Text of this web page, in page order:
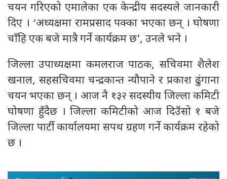
चयन गरिएको एमालेका एक केन्द्रीय सदस्यले जानकारी
दिए । ‘अध्यक्षमा रामप्रसाद पक्का भएका छन् । घोषणा
चाँहि एक बजे मात्रै गर्ने कार्यक्रम छ’, उनले भने ।
जिल्ला उपाध्यक्षमा कमलराज पाठक, सचिवमा शैलेश
खनाल, सहसचिवमा चन्द्रकान्त न्यौपाने र प्रकाश ढुंगाना
चयन भएका छन् । आज नै १३२ सदस्यीय जिल्ला कमिटी
घोषणा हुँदैछ । जिल्ला कमिटीको आज दिउँसो १ बजे
जिल्ला पार्टी कार्यालयमा सपथ ग्रहण गर्ने कार्यक्रम रहेको
छ ।